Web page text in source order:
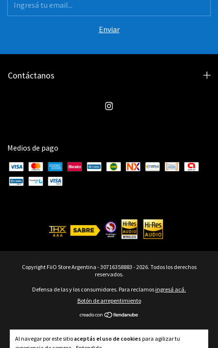
Al navegar por este sitioaceptás el uso de cookies para agilizar tu
Contáctanos
Medios de pago
Copyright FiiO Store Argentina - 30716358883 - 2026. Todos los derechos
reservados.
Defensa de las y los consumidores. Para reclamos ingresá acá.
Botón de arrepentimiento